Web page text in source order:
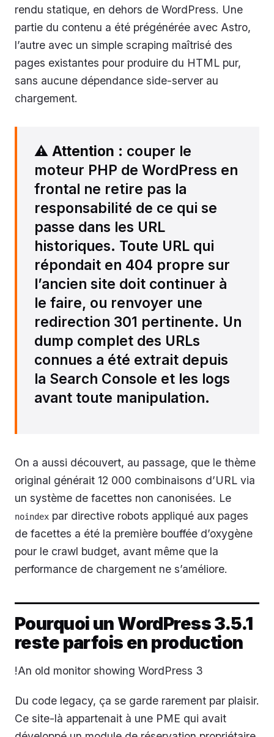
rendu statique, en dehors de WordPress. Une
partie du contenu a été prégénérée avec Astro,
l’autre avec un simple scraping maîtrisé des
pages existantes pour produire du HTML pur,
sans aucune dépendance side-server au
chargement.
⚠️ Attention : couper le
moteur PHP de WordPress en
frontal ne retire pas la
responsabilité de ce qui se
passe dans les URL
historiques. Toute URL qui
répondait en 404 propre sur
l’ancien site doit continuer à
le faire, ou renvoyer une
redirection 301 pertinente. Un
dump complet des URLs
connues a été extrait depuis
la Search Console et les logs
avant toute manipulation.
On a aussi découvert, au passage, que le thème
original générait 12 000 combinaisons d’URL via
un système de facettes non canonisées. Le
noindex par directive robots appliqué aux pages
de facettes a été la première bouffée d’oxygène
pour le crawl budget, avant même que la
performance de chargement ne s’améliore.
Pourquoi un WordPress 3.5.1
reste parfois en production
!An old monitor showing WordPress 3
Du code legacy, ça se garde rarement par plaisir.
Ce site-là appartenait à une PME qui avait